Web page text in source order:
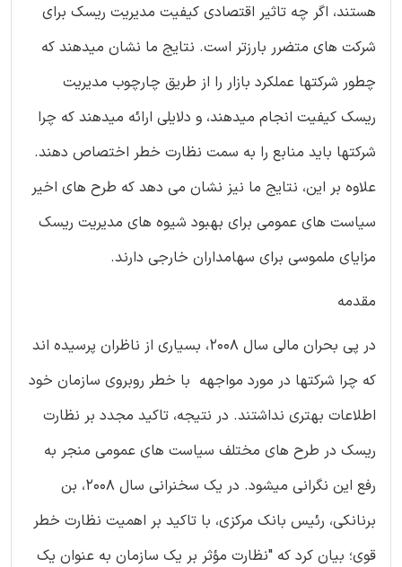
هستند، اگر چه تاثیر اقتصادی کیفیت مدیریت ریسک برای
شرکت های متضرر بارزتر است. نتایج ما نشان میدهند که
چطور شرکتها عملکرد بازار را از طریق چارچوب مدیریت
ریسک کیفیت انجام میدهند، و دلایلی ارائه میدهند که چرا
شرکتها باید منابع را به سمت نظارت خطر اختصاص دهند.
علاوه بر این، نتایج ما نیز نشان می دهد که طرح های اخیر
سیاست های عمومی برای بهبود شیوه های مدیریت ریسک
مزایای ملموسی برای سهامداران خارجی دارند.
مقدمه
در پی بحران مالی سال 2008، بسیاری از ناظران پرسیده اند
که چرا شرکتها در مورد مواجهه با خطر روبروی سازمان خود
اطلاعات بهتری نداشتند. در نتیجه، تاکید مجدد بر نظارت
ریسک در طرح های مختلف سیاست های عمومی منجر به
رفع این نگرانی میشود. در یک سخنرانی سال 2008، بن
برنانکی، رئیس بانک مرکزی، با تاکید بر اهمیت نظارت خطر
قوی؛ بیان کرد که "نظارت مؤثر بر یک سازمان به عنوان یک